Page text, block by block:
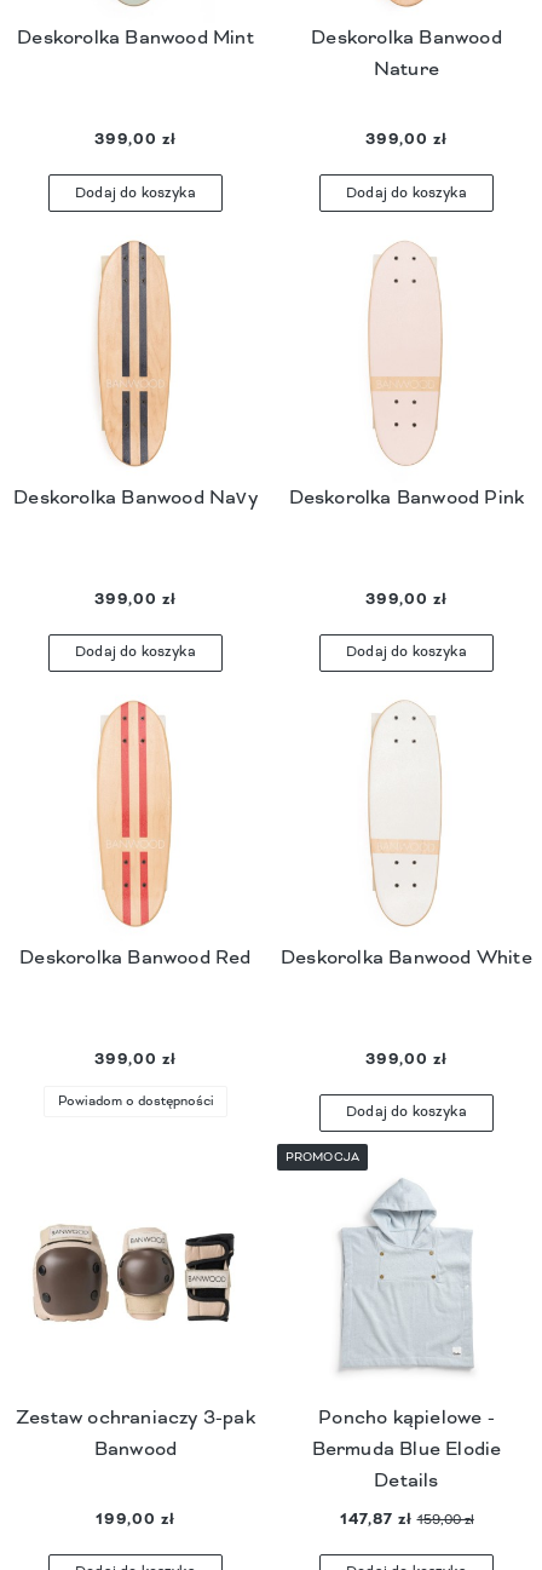
Deskorolka Banwood Mint
399,00 zł
Dodaj do koszyka
Deskorolka Banwood
Nature
399,00 zł
Dodaj do koszyka
Deskorolka Banwood Navy
399,00 zł
Dodaj do koszyka
Deskorolka Banwood Pink
399,00 zł
Dodaj do koszyka
Deskorolka Banwood Red
399,00 zł
Powiadom o dostępności
Deskorolka Banwood White
399,00 zł
Dodaj do koszyka
Zestaw ochraniaczy 3-pak
Banwood
199,00 zł
Poncho kąpielowe -
Bermuda Blue Elodie
Details
147,87 zł 159,00 zł
PROMOCJA